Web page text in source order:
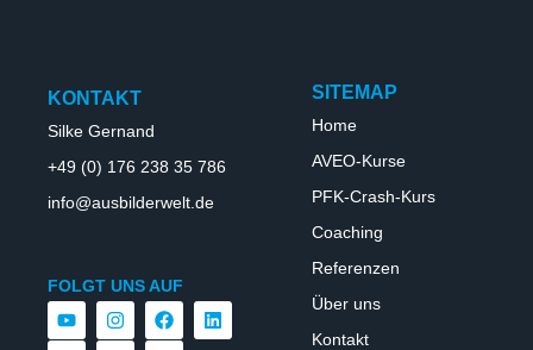
KONTAKT
Silke Gernand
+49 (0) 176 238 35 786
info@ausbilderwelt.de
FOLGT UNS AUF
SITEMAP
Home
AVEO-Kurse
PFK-Crash-Kurs
Coaching
Referenzen
Über uns
Kontakt